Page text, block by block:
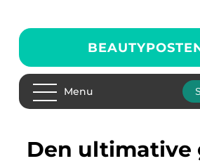
Menu
Den ultimative guide til